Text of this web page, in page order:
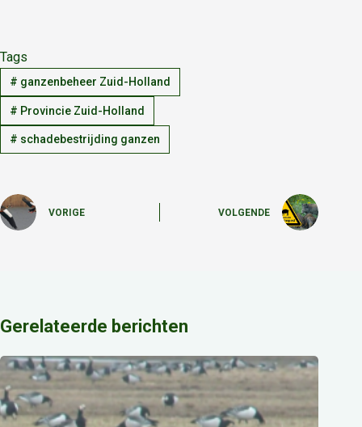
Tags
# ganzenbeheer Zuid-Holland
# Provincie Zuid-Holland
# schadebestrijding ganzen
VORIGE VOLGENDE
Gerelateerde berichten